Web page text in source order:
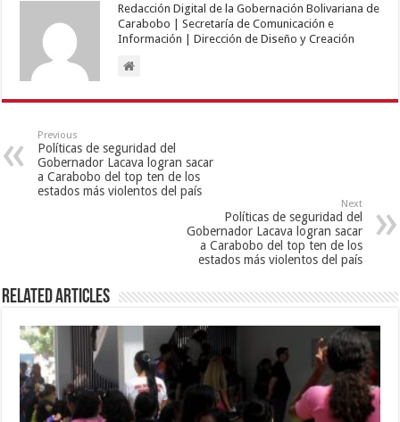
Redacción Digital de la Gobernación Bolivariana de
Carabobo | Secretaría de Comunicación e
Información | Dirección de Diseño y Creación
Previous
Políticas de seguridad del
Gobernador Lacava logran sacar
a Carabobo del top ten de los
estados más violentos del país
Next
Políticas de seguridad del
Gobernador Lacava logran sacar
a Carabobo del top ten de los
estados más violentos del país
Related Articles